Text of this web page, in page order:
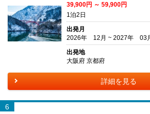
39,900円 ～ 59,900円
1泊2日
出発月
2026年 12月 ~ 2027年 03
出発地
大阪府 京都府
詳細を見る
6